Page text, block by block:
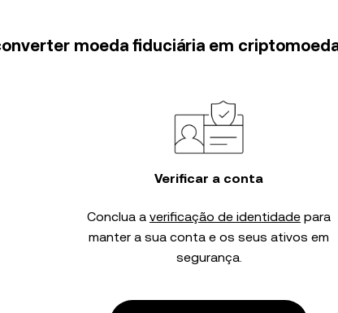
moeda fiduciária em
Verificar a conta
Conclua a verificação de identidade para
manter a sua conta e os seus ativos em
segurança.